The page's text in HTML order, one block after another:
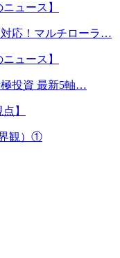
ュース】
応！マルチローラ…
ュース】
投資 最新5軸…
】
観）①